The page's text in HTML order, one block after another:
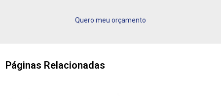
Quero meu orçamento
Páginas Relacionadas